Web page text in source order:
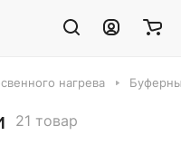
нагрева
21 товар